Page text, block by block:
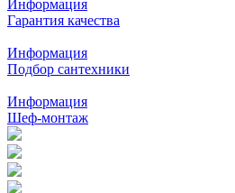
Информация
Гарантия качества
Информация
Подбор сантехники
Информация
Шеф-монтаж